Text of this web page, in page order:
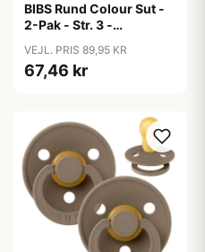
BIBS Rund Colour Sut -
2-Pak - Str. 3 -
Cloud/Black
VEJL. PRIS 89,95 KR
67,46 kr